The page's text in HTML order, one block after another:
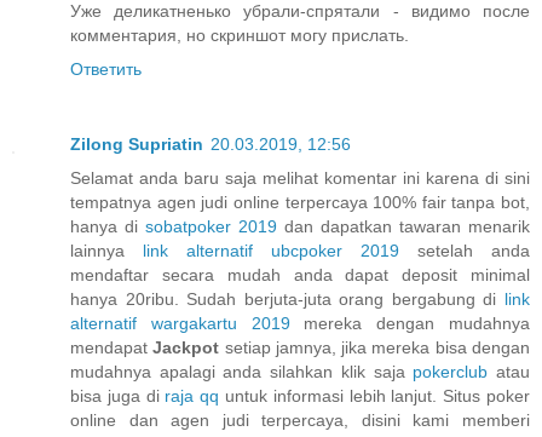
Уже деликатненько убрали-спрятали - видимо после
комментария, но скриншот могу прислать.
Ответить
Zilong Supriatin 20.03.2019, 12:56
Selamat anda baru saja melihat komentar ini karena di sini
tempatnya agen judi online terpercaya 100% fair tanpa bot,
hanya di sobatpoker 2019 dan dapatkan tawaran menarik
lainnya link alternatif ubcpoker 2019 setelah anda
mendaftar secara mudah anda dapat deposit minimal
hanya 20ribu. Sudah berjuta-juta orang bergabung di link
alternatif wargakartu 2019mereka dengan mudahnya
mendapatJackpot setiap jamnya, jika mereka bisa dengan
mudahnya apalagi anda silahkan klik saja pokerclub atau
bisa juga di raja qq untuk informasi lebih lanjut. Situs poker
online dan agen judi terpercaya, disini kami memberi